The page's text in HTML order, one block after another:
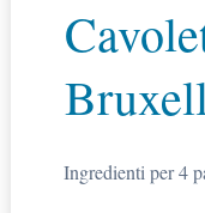
Ingredienti per 4